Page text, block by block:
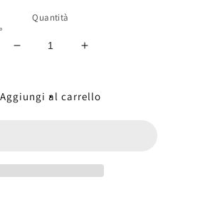
Quantità
Diminuisci
Zircone
Aumenta
Zircone
Aggiungi al carrello